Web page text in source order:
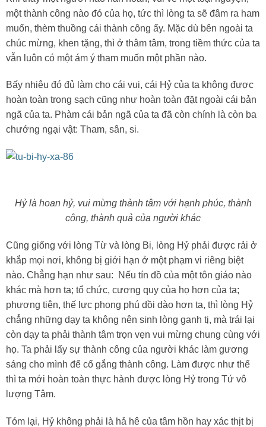
một thành công nào đó của họ, tức thì lòng ta sẽ đâm ra ham
muốn, thèm thuồng cái thành công ấy. Mặc dù bên ngoài ta
chúc mừng, khen tặng, thì ở thâm tâm, trong tiềm thức của ta
vẫn luôn có một ám ý tham muốn một phần nào.
Bấy nhiêu đó đủ làm cho cái vui, cái Hỷ của ta không được
hoàn toàn trong sạch cũng như hoàn toàn đặt ngoài cái bản
ngã của ta. Phàm cái bản ngã của ta đã còn chính là còn ba
chướng ngại vật: Tham, sân, si.
Hỷ là hoan hỷ, vui mừng thành tâm với hạnh phúc, thành
công, thành quả của người khác
Cũng giống với lòng Từ và lòng Bi, lòng Hỷ phải được rải ở
khắp mọi nơi, không bị giới hạn ở một phạm vi riêng biệt
nào. Chẳng hạn như sau: Nếu tín đồ của một tôn giáo nào
khác mà hơn ta; tổ chức, cương quy của họ hơn của ta;
phương tiện, thế lực phong phú dồi dào hơn ta, thì lòng Hỷ
chẳng những dạy ta không nên sinh lòng ganh tị, mà trái lại
còn dạy ta phải thành tâm trọn vẹn vui mừng chung cùng với
họ. Ta phải lấy sự thành công của người khác làm gương
sáng cho mình để cố gắng thành công. Làm được như thế
thì ta mới hoàn toàn thực hành được lòng Hỷ trong Tứ vô
lượng Tâm.
Tóm lại, Hỷ không phải là hả hê của tâm hồn hay xác thịt bị